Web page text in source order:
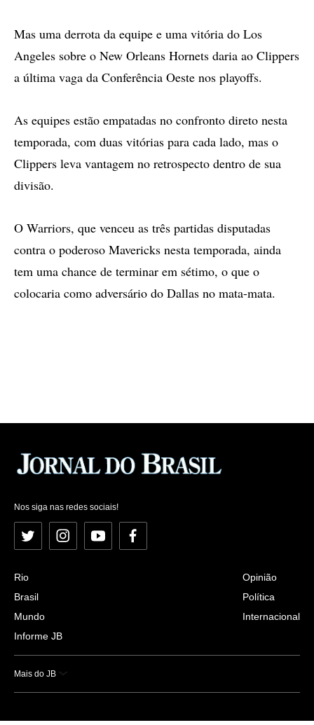
Mas uma derrota da equipe e uma vitória do Los
Angeles sobre o New Orleans Hornets daria ao Clippers
a última vaga da Conferência Oeste nos playoffs.
As equipes estão empatadas no confronto direto nesta
temporada, com duas vitórias para cada lado, mas o
Clippers leva vantagem no retrospecto dentro de sua
divisão.
O Warriors, que venceu as três partidas disputadas
contra o poderoso Mavericks nesta temporada, ainda
tem uma chance de terminar em sétimo, o que o
colocaria como adversário do Dallas no mata-mata.
Nos siga nas redes sociais!
Twitter InstagramYouTubeFacebook
Rio
Brasil
Mundo
Informe JB
Opinião
Política
Internacional
Mais do JB
Esportes